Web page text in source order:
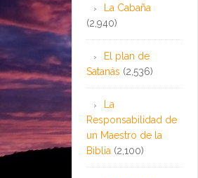
La Cabaña
(2,940)
El plan de
Satanás (2,536)
La
Responsabilidad de
un Maestro de la
Biblia (2,100)